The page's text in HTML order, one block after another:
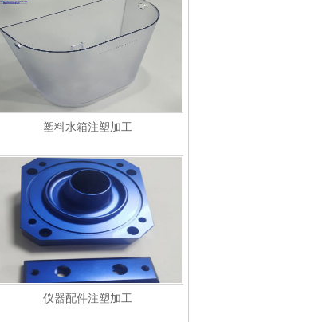
塑料水箱注塑加工
仪器配件注塑加工